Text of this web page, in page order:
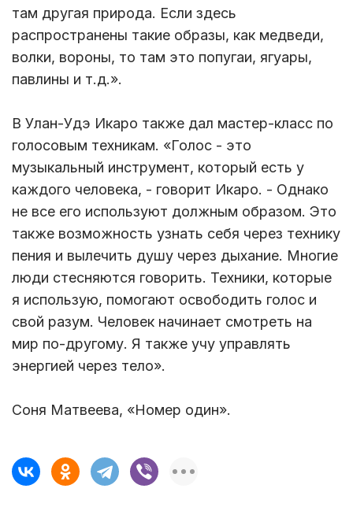
там другая природа. Если здесь
распространены такие образы, как медведи,
волки, вороны, то там это попугаи, ягуары,
павлины и т.д.».
В Улан-Удэ Икаро также дал мастер-класс по
голосовым техникам. «Голос - это
музыкальный инструмент, который есть у
каждого человека, - говорит Икаро. - Однако
не все его используют должным образом. Это
также возможность узнать себя через технику
пения и вылечить душу через дыхание. Многие
люди стесняются говорить. Техники, которые
я использую, помогают освободить голос и
свой разум. Человек начинает смотреть на
мир по-другому. Я также учу управлять
энергией через тело».
Соня Матвеева, «Номер один».